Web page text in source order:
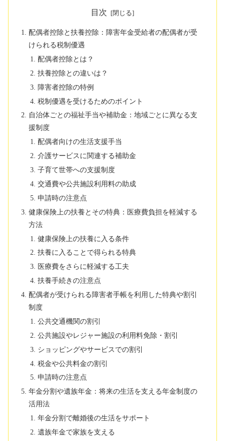
目次
配偶者控除と扶養控除：障害年金受給者の配偶者が受
けられる税制優遇
配偶者控除とは？
扶養控除との違いは？
障害者控除の特例
税制優遇を受けるためのポイント
自治体ごとの福祉手当や補助金：地域ごとに異なる支
援制度
配偶者向けの生活支援手当
介護サービスに関連する補助金
子育て世帯への支援制度
交通費や公共施設利用料の助成
申請時の注意点
健康保険上の扶養とその特典：医療費負担を軽減する
方法
健康保険上の扶養に入る条件
扶養に入ることで得られる特典
医療費をさらに軽減する工夫
扶養手続きの注意点
配偶者が受けられる障害者手帳を利用した特典や割引
制度
公共交通機関の割引
公共施設やレジャー施設の利用料免除・割引
ショッピングやサービスでの割引
税金や公共料金の割引
申請時の注意点
年金分割や遺族年金：将来の生活を支える年金制度の
活用法
年金分割で離婚後の生活をサポート
遺族年金で家族を支える